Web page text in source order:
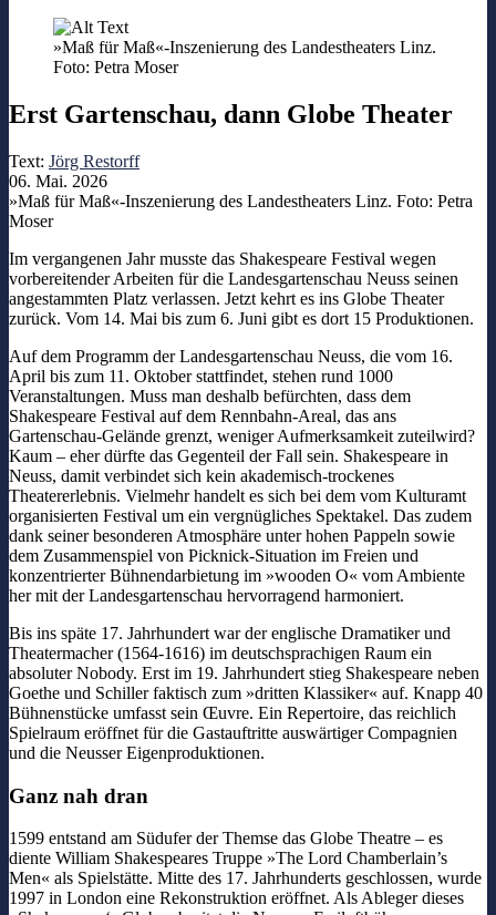
»Maß für Maß«-Inszenierung des Landestheaters Linz.
Foto: Petra Moser
Erst Gartenschau, dann Globe Theater
Text: Jörg Restorff
06. Mai. 2026
»Maß für Maß«-Inszenierung des Landestheaters Linz. Foto: Petra
Moser
Im vergangenen Jahr musste das Shakespeare Festival wegen
vorbereitender Arbeiten für die Landesgartenschau Neuss seinen
angestammten Platz verlassen. Jetzt kehrt es ins Globe Theater
zurück. Vom 14. Mai bis zum 6. Juni gibt es dort 15 Produktionen.
Auf dem Programm der Landesgartenschau Neuss, die vom 16.
April bis zum 11. Oktober stattfindet, stehen rund 1000
Veranstaltungen. Muss man deshalb befürchten, dass dem
Shakespeare Festival auf dem Rennbahn-Areal, das ans
Gartenschau-Gelände grenzt, weniger Aufmerksamkeit zuteilwird?
Kaum – eher dürfte das Gegenteil der Fall sein. Shakespeare in
Neuss, damit verbindet sich kein akademisch-trockenes
Theatererlebnis. Vielmehr handelt es sich bei dem vom Kulturamt
organisierten Festival um ein vergnügliches Spektakel. Das zudem
dank seiner besonderen Atmosphäre unter hohen Pappeln sowie
dem Zusammenspiel von Picknick-Situation im Freien und
konzentrierter Bühnendarbietung im »wooden O« vom Ambiente
her mit der Landesgartenschau hervorragend harmoniert.
Bis ins späte 17. Jahrhundert war der englische Dramatiker und
Theatermacher (1564-1616) im deutschsprachigen Raum ein
absoluter Nobody. Erst im 19. Jahrhundert stieg Shakespeare neben
Goethe und Schiller faktisch zum »dritten Klassiker« auf. Knapp 40
Bühnenstücke umfasst sein Œuvre. Ein Repertoire, das reichlich
Spielraum eröffnet für die Gastauftritte auswärtiger Compagnien
und die Neusser Eigenproduktionen.
Ganz nah dran
1599 entstand am Südufer der Themse das Globe Theatre – es
diente William Shakespeares Truppe »The Lord Chamberlain’s
Men« als Spielstätte. Mitte des 17. Jahrhunderts geschlossen, wurde
1997 in London eine Rekonstruktion eröffnet. Als Ableger dieses